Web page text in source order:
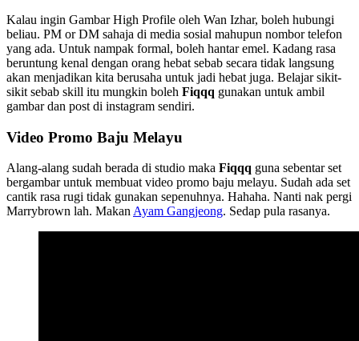
Kalau ingin Gambar High Profile oleh Wan Izhar, boleh hubungi
beliau. PM or DM sahaja di media sosial mahupun nombor telefon
yang ada. Untuk nampak formal, boleh hantar emel. Kadang rasa
beruntung kenal dengan orang hebat sebab secara tidak langsung
akan menjadikan kita berusaha untuk jadi hebat juga. Belajar sikit-
sikit sebab skill itu mungkin boleh Fiqqq gunakan untuk ambil
gambar dan post di instagram sendiri.
Video Promo Baju Melayu
Alang-alang sudah berada di studio maka Fiqqq guna sebentar set
bergambar untuk membuat video promo baju melayu. Sudah ada set
cantik rasa rugi tidak gunakan sepenuhnya. Hahaha. Nanti nak pergi
Marrybrown lah. Makan Ayam Gangjeong. Sedap pula rasanya.